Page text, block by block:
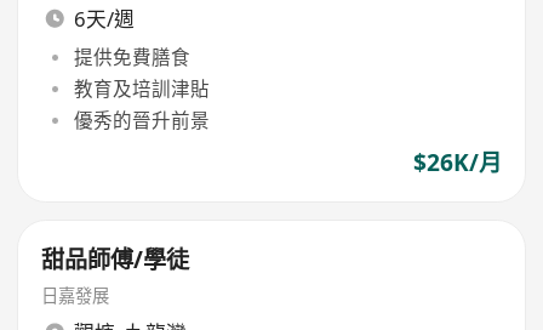
6天/週
提供免費膳食
教育及培訓津貼
優秀的晉升前景
$26K/月
甜品師傅/學徒
日嘉發展